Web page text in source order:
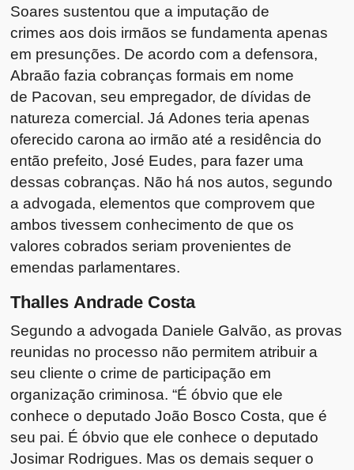
Soares sustentou que a imputação de
crimes aos dois irmãos se fundamenta apenas
em presunções. De acordo com a defensora,
Abraão fazia cobranças formais em nome
de Pacovan, seu empregador, de dívidas de
natureza comercial. Já Adones teria apenas
oferecido carona ao irmão até a residência do
então prefeito, José Eudes, para fazer uma
dessas cobranças. Não há nos autos, segundo
a advogada, elementos que comprovem que
ambos tivessem conhecimento de que os
valores cobrados seriam provenientes de
emendas parlamentares.
Thalles Andrade Costa
Segundo a advogada Daniele Galvão, as provas
reunidas no processo não permitem atribuir a
seu cliente o crime de participação em
organização criminosa. “É óbvio que ele
conhece o deputado João Bosco Costa, que é
seu pai. É óbvio que ele conhece o deputado
Josimar Rodrigues. Mas os demais sequer o